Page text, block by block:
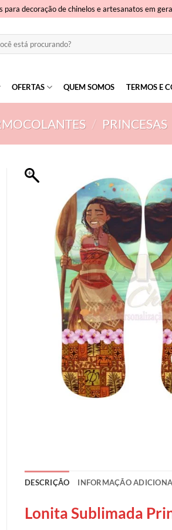
decoração de chinelos e artesanatos em
OFERTAS QUEM SOMOS TERMOS E
/ PRINCESAS
DESCRIÇÃO INFORMAÇÃO
Lonita Sublimada